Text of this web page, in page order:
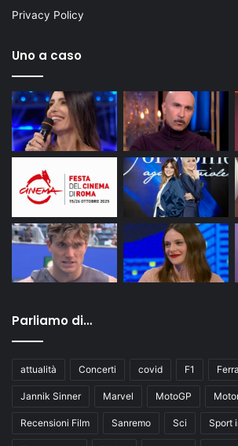
Privacy Policy
Uno a caso
Parliamo di…
attualità Concerti covid F1
Jannik Sinner Marvel MotoGP
Recensioni Film Sanremo Sci Sport